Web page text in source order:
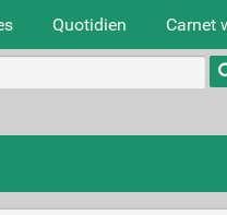
Quotidien Carnet